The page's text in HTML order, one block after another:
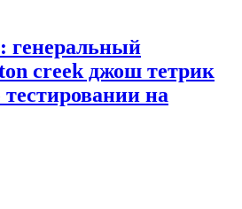
генеральный
creek джош тетрик
на